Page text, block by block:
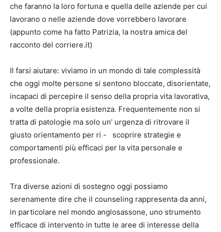
che faranno la loro fortuna e quella delle aziende per cui
lavorano o nelle aziende dove vorrebbero lavorare
(appunto come ha fatto Patrizia, la nostra amica del
racconto del corriere.it)
Il farsi aiutare: viviamo in un mondo di tale complessità
che oggi molte persone si sentono bloccate, disorientate,
incapaci di percepire il senso della propria vita lavorativa,
a volte della propria esistenza. Frequentemente non si
tratta di patologie ma solo un’ urgenza di ritrovare il
giusto orientamento per ri - scoprire strategie e
comportamenti più efficaci per la vita personale e
professionale.
Tra diverse azioni di sostegno oggi possiamo
serenamente dire che il counseling rappresenta da anni,
in particolare nel mondo anglosassone, uno strumento
efficace di intervento in tutte le aree di interesse della